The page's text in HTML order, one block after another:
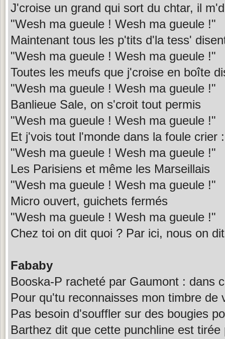
J'croise un grand qui sort du chtar, il
"Wesh ma gueule ! Wesh ma gueule !"
Maintenant tous les p'tits d'la tess'
"Wesh ma gueule ! Wesh ma gueule !"
Toutes les meufs que j'croise en boîte
"Wesh ma gueule ! Wesh ma gueule !"
Banlieue Sale, on s'croit tout permis
"Wesh ma gueule ! Wesh ma gueule !"
Et j'vois tout l'monde dans la foule crier :
"Wesh ma gueule ! Wesh ma gueule !"
Les Parisiens et même les Marseillais
"Wesh ma gueule ! Wesh ma gueule !"
Micro ouvert, guichets fermés
"Wesh ma gueule ! Wesh ma gueule !"
Chez toi on dit quoi ? Par ici, nous on
Fababy
Booska-P racheté par Gaumont : dans
Pour qu'tu reconnaisses mon timbre
Pas besoin d'souffler sur des bougies
Barthez dit que cette punchline est